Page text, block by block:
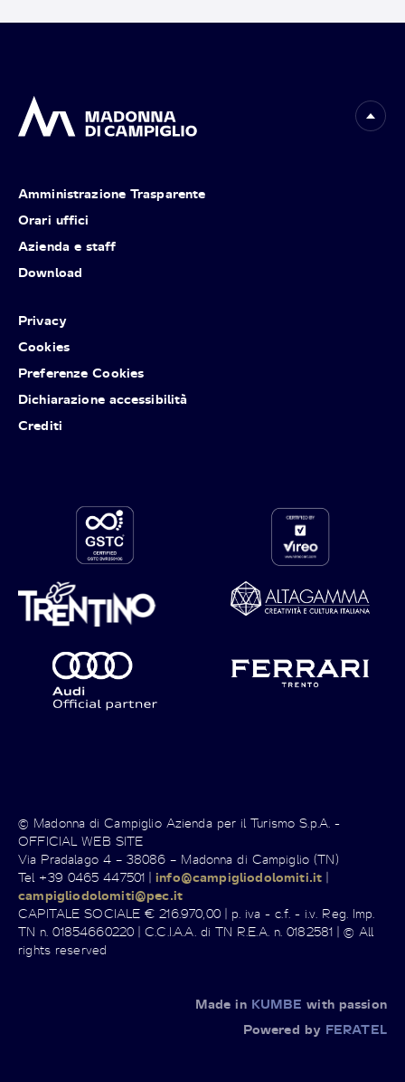
Amministrazione Trasparente
Orari uffici
Azienda e staff
Download
Privacy
Cookies
Preferenze Cookies
Dichiarazione accessibilità
Crediti
© Madonna di Campiglio Azienda per il Turismo S.p.A. -
OFFICIAL WEB SITE
Via Pradalago 4 – 38086 – Madonna di Campiglio (TN)
Tel +39 0465 447501 |info@campigliodolomiti.it |
campigliodolomiti@pec.it
CAPITALE SOCIALE € 216.970,00 | p. iva - c.f. - i.v. Reg. Imp.
TN n. 01854660220 | C.C.I.A.A. di TN R.E.A. n. 0182581 | © All
rights reserved
Made in KUMBE with passion
Powered by FERATEL